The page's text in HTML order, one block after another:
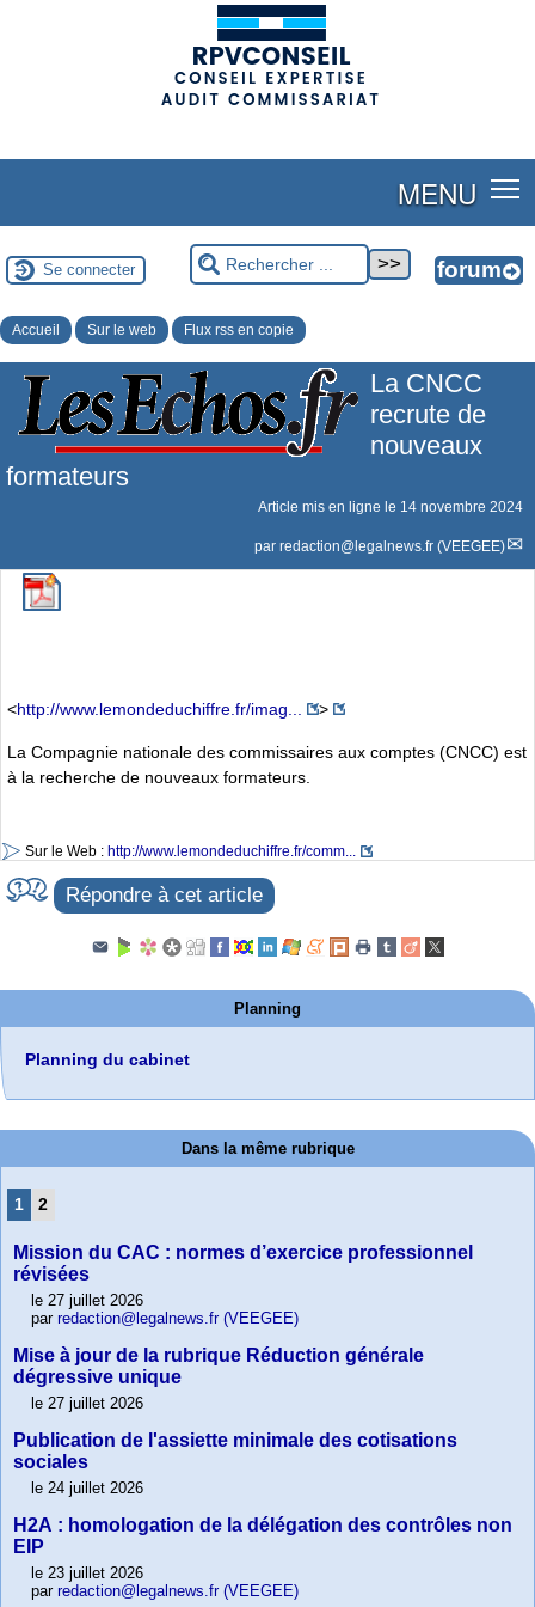
MENU
Se connecter
Accueil Sur le web Flux rss en copie
La CNCC
recrute de
nouveaux
formateurs
Article mis en ligne le 14 novembre 2024
par redaction@legalnews.fr (VEEGEE)
<http://www.lemondeduchiffre.fr/imag... >
La Compagnie nationale des commissaires aux comptes (CNCC) est
à la recherche de nouveaux formateurs.
Sur le Web : http://www.lemondeduchiffre.fr/comm...
Répondre à cet article
Planning
Planning du cabinet
Dans la même rubrique
1 2
Mission du CAC : normes d’exercice professionnel
révisées
le 27 juillet 2026
par redaction@legalnews.fr (VEEGEE)
Mise à jour de la rubrique Réduction générale
dégressive unique
le 27 juillet 2026
Publication de l'assiette minimale des cotisations
sociales
le 24 juillet 2026
H2A : homologation de la délégation des contrôles non
EIP
le 23 juillet 2026
par redaction@legalnews.fr (VEEGEE)